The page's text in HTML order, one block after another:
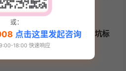
成效说话。
开发公司，每一点都贴合避坑标
或：
点击这里发起咨询
18:00 快速响应